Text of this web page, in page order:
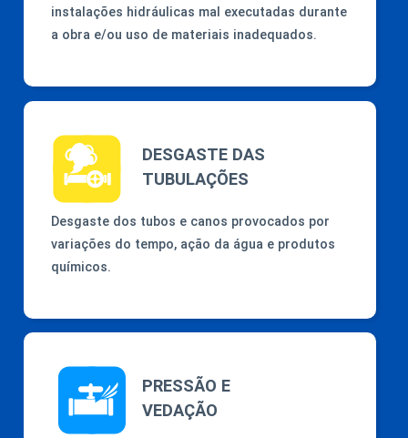
instalações hidráulicas mal executadas durante
a obra e/ou uso de materiais inadequados.
DESGASTE DAS
TUBULAÇÕES
Desgaste dos tubos e canos provocados por
variações do tempo, ação da água e produtos
químicos.
PRESSÃO E
VEDAÇÃO